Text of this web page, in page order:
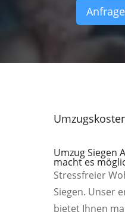
Umzug Siegen
macht es
Stressfreier
Siegen. Unser
bietet Ihnen